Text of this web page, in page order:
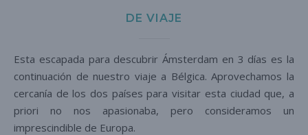
DE VIAJE
Esta escapada para descubrir Ámsterdam en 3 días es la
continuación de nuestro viaje a Bélgica. Aprovechamos la
cercanía de los dos países para visitar esta ciudad que, a
priori no nos apasionaba, pero consideramos un
imprescindible de Europa.